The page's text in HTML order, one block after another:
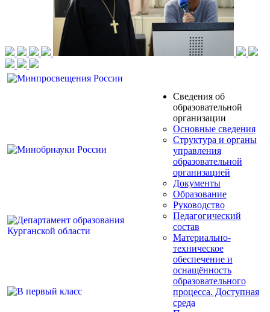
Сведения об
образовательной
организации
Основные сведения
Структура и органы
управления
образовательной
организацией
Документы
Образование
Руководство
Педагогический
состав
Материально-
техническое
обеспечение и
оснащённость
образовательного
процесса. Доступная
среда